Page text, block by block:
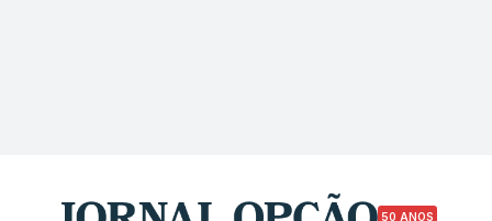
50 ANOS